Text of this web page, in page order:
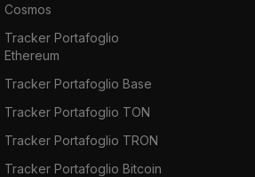
Cosmos
Tracker Portafoglio
Ethereum
Tracker Portafoglio Base
Tracker Portafoglio TON
Tracker Portafoglio TRON
Tracker Portafoglio Bitcoin